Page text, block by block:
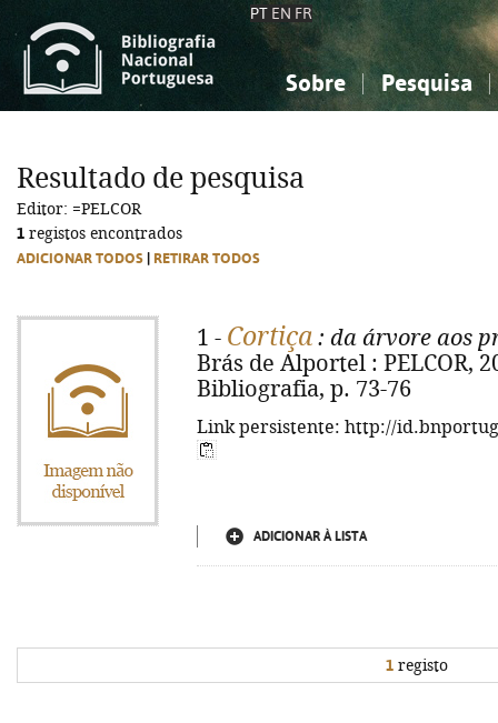
PT EN FR
Sobre Pesquisa
Ciências sociais...
Ciências sociais...
Resultado de pesquisa
Editor: =PELCOR
1 registos encontrados
ADICIONAR TODOS RETIRAR TODOS
1 - Cortiça : da árvore aos
Brás de Alportel : PELCOR,
Bibliografia, p. 73-76
Link persistente: http://
ADICIONAR À LISTA
1 registo